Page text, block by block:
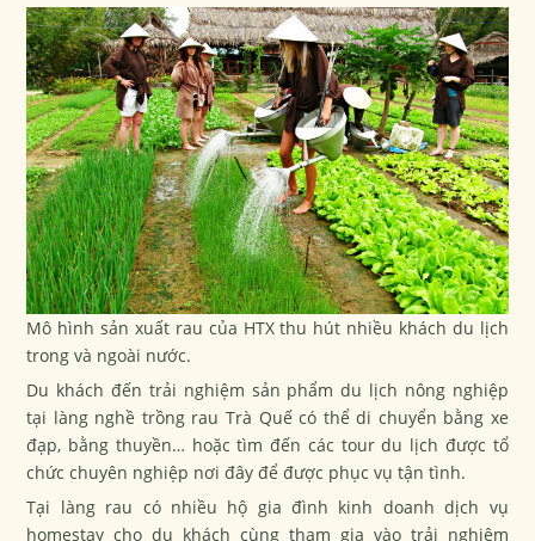
Mô hình sản xuất rau của HTX thu hút nhiều khách du lịch
trong và ngoài nước.
Du khách đến trải nghiệm sản phẩm du lịch nông nghiệp
tại làng nghề trồng rau Trà Quế có thể di chuyển bằng xe
đạp, bằng thuyền… hoặc tìm đến các tour du lịch được tổ
chức chuyên nghiệp nơi đây để được phục vụ tận tình.
Tại làng rau có nhiều hộ gia đình kinh doanh dịch vụ
homestay cho du khách cùng tham gia vào trải nghiệm